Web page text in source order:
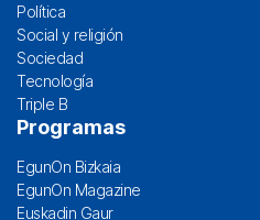
Política
Social y religión
Sociedad
Tecnología
Triple B
Programas
EgunOn Bizkaia
EgunOn Magazine
Euskadin Gaur